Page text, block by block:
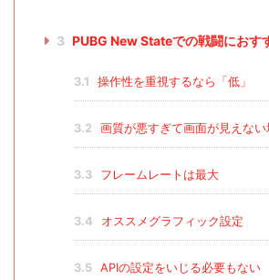
3 PUBG New Stateでの戦闘におす
3.1 操作性を重視するなら「低」
3.2 画質が悪すぎて画面が見えない
3.3 フレームレートは最大
3.4 オススメグラフィック設定
3.5 APIの設定をいじる必要もない